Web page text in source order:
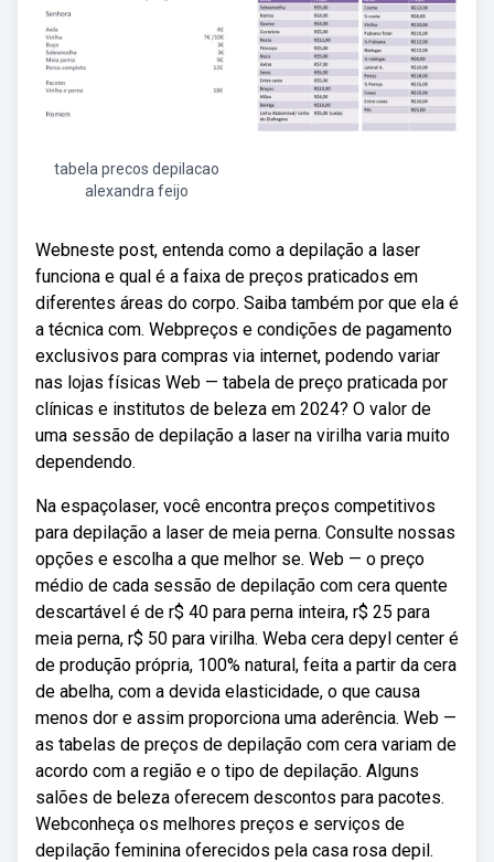
tabela precos depilacao
alexandra feijo
Webneste post, entenda como a depilação a laser
funciona e qual é a faixa de preços praticados em
diferentes áreas do corpo. Saiba também por que ela é
a técnica com. Webpreços e condições de pagamento
exclusivos para compras via internet, podendo variar
nas lojas físicas Web — tabela de preço praticada por
clínicas e institutos de beleza em 2024? O valor de
uma sessão de depilação a laser na virilha varia muito
dependendo.
Na espaçolaser, você encontra preços competitivos
para depilação a laser de meia perna. Consulte nossas
opções e escolha a que melhor se. Web — o preço
médio de cada sessão de depilação com cera quente
descartável é de r$ 40 para perna inteira, r$ 25 para
meia perna, r$ 50 para virilha. Weba cera depyl center é
de produção própria, 100% natural, feita a partir da cera
de abelha, com a devida elasticidade, o que causa
menos dor e assim proporciona uma aderência. Web —
as tabelas de preços de depilação com cera variam de
acordo com a região e o tipo de depilação. Alguns
salões de beleza oferecem descontos para pacotes.
Webconheça os melhores preços e serviços de
depilação feminina oferecidos pela casa rosa depil.